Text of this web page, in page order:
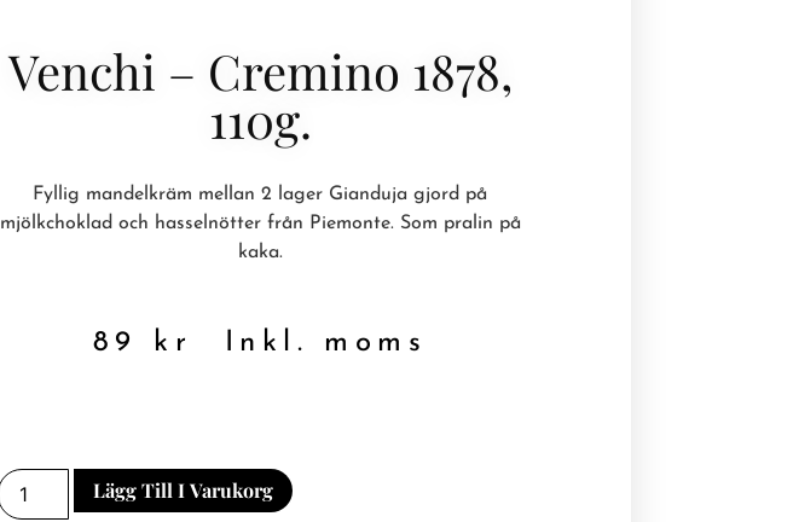
Venchi – Cremino 1878,
110g.
Fyllig mandelkräm mellan 2 lager Gianduja gjord på
mjölkchoklad och hasselnötter från Piemonte. Som pralin på
kaka.
89 kr Inkl. moms
Lägg Till I Varukorg